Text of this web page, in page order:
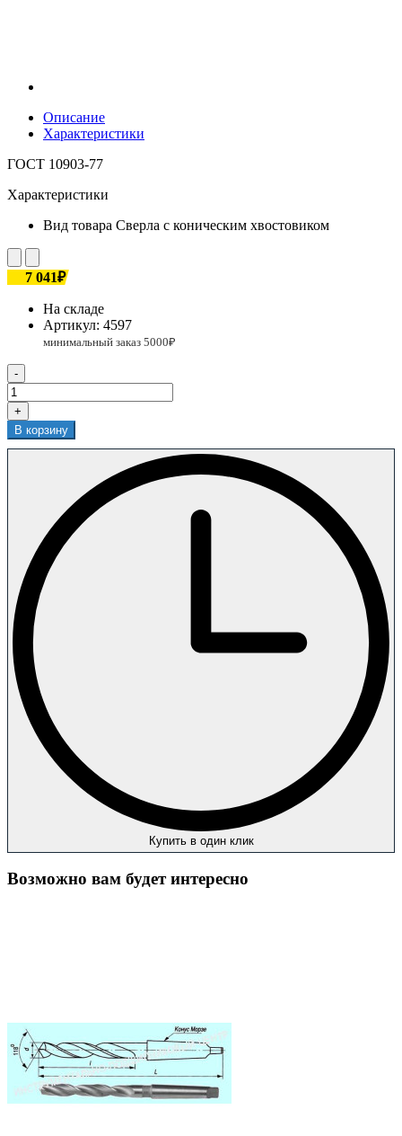
Описание
Характеристики
ГОСТ 10903-77
Характеристики
Вид товара Сверла с коническим хвостовиком
7 041₽
На складе
Артикул: 4597
-
+
В корзину
Купить в один клик
Возможно вам будет интересно